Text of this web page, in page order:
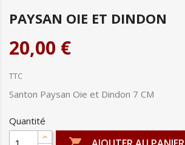
PAYSAN OIE ET DINDON
20,00 €
TTC
Santon Paysan Oie et Dindon 7 CM
Quantité